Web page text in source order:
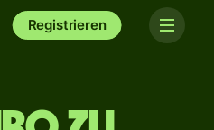
Registrieren